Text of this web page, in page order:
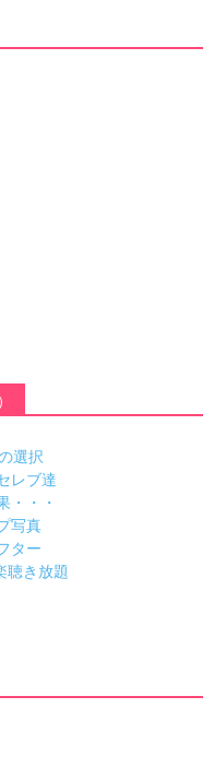
選択
レブ達
・・・
写真
ター
聴き放題